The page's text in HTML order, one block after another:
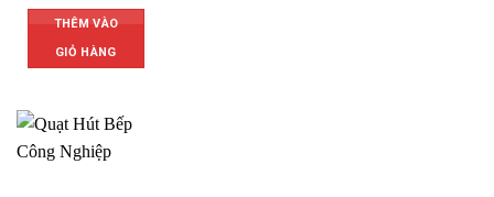
THÊM VÀO
GIỎ HÀNG